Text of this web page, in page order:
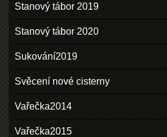
Stanový tábor 2019
Stanový tábor 2020
Sukování2019
Svěcení nové cisterny
Vařečka2014
Vařečka2015